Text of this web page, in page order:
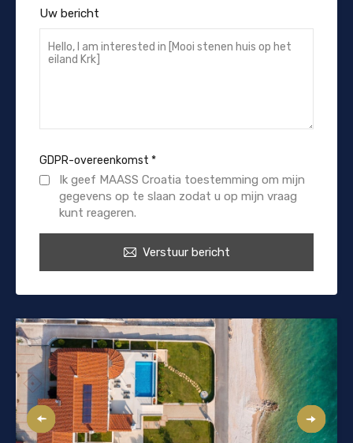
Uw bericht
GDPR-overeenkomst *
Ik geef MAASS Croatia toestemming om mijn
gegevens op te slaan zodat u op mijn vraag
kunt reageren.
Verstuur bericht